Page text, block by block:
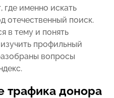
где именно искать
отечественный поиск.
в тему и понять
профильный
вопросы
трафика донора